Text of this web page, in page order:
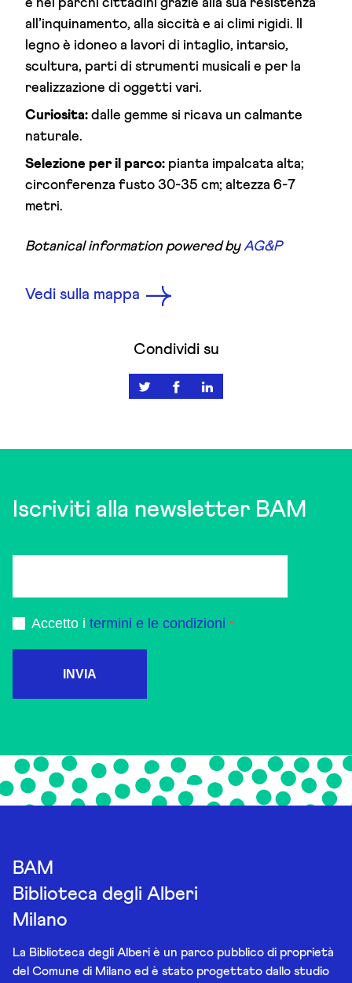
e nei parchi cittadini grazie alla sua resistenza
all’inquinamento, alla siccità e ai climi rigidi. Il
legno è idoneo a lavori di intaglio, intarsio,
scultura, parti di strumenti musicali e per la
realizzazione di oggetti vari.
Curiosita: dalle gemme si ricava un calmante
naturale.
Selezione per il parco: pianta impalcata alta;
circonferenza fusto 30-35 cm; altezza 6-7
metri.
Botanical information powered byAG&P
Vedi sulla mappa
Condividi su
Iscriviti alla newsletter BAM
Accetto i termini e le condizioni
INVIA
BAM
Biblioteca degli Alberi
Milano
La Biblioteca degli Alberi è un parco pubblico di proprietà
del Comune di Milano ed è stato progettato dallo studio